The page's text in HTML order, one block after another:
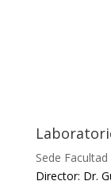
Sede Facultad
Director: Dr.